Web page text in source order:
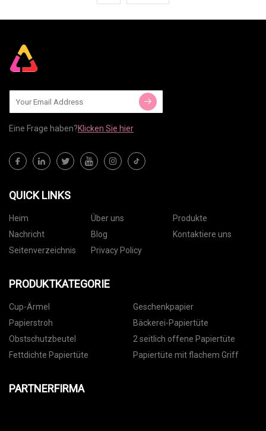
Eine Frage haben?Klicken Sie hier
QUICK LINKS
Heim Über uns
Produkte
Nachricht
Blog
Kontaktiere uns
Seitenverzeichnis
Privacy Policy
PRODUKTKATEGORIE
Cup-Ärmel
Geschenkpapier
Papierstroh
Bäckerei-Papiertüte
Obstschutzbeutel
2 seitlich offene Papiertüte
Fettdichte Papiertüte
Papiertüte mit flachem Griff
PARTNERFIRMA